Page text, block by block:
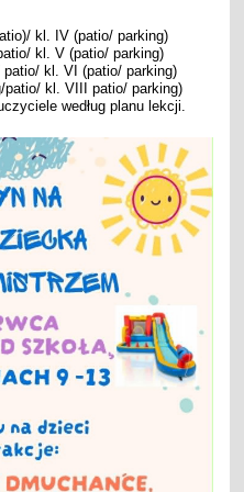
kl. IV (patio/ parking)
kl. V (patio/ parking)
kl. VI (patio/ parking)
kl. VIII patio/ parking)
według planu lekcji.